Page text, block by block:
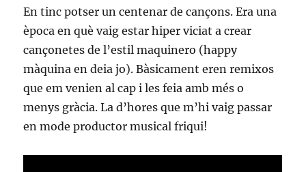
En tinc potser un centenar de cançons. Era una
època en què vaig estar hiper viciat a crear
cançonetes de l’estil maquinero (happy
màquina en deia jo). Bàsicament eren remixos
que em venien al cap i les feia amb més o
menys gràcia. La d’hores que m’hi vaig passar
en mode productor musical friqui!